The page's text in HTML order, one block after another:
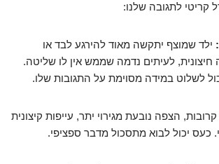
קריטי לתגובה שלנו:
ילד שמוצף יתקשה מאוד להירגע לבד או
לעיתים נדמה שממש אין לו שליטה.
לשלוט במידה מסוימת על התגובות שלו.
הצפה נובעת מגירוי יתר, עייפות קיצונית
כעס יכול לבוא מתסכול מדבר ספציפי.